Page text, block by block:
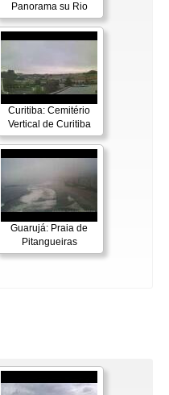
Panorama su Rio
Curitiba: Cemitério
Vertical de Curitiba
Guarujá: Praia de
Pitangueiras